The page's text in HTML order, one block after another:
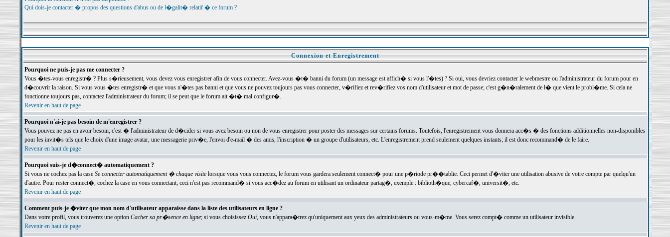
Qui dois-je contacter � propos des questions d'abus ou de l�galit� relatif � ce forum ?
Connexion et Enregistrement
Pourquoi ne puis-je pas me connecter ?
Vous �tes-vous enregistr� ? Plus s�rieusement, vous devez vous enregistrer afin de vous connecter. Avez-vous �t� banni du forum (un message est affich� si vous l'�tes) ? Si oui, vous devriez contacter le webmestre ou l'administrateur du forum pour en
d�couvrir la raison. Si vous vous �tes enregistr� et que vous n'�tes pas banni et que vous ne pouvez toujours pas vous connecter, v�rifiez et rev�rifiez vos nom d'utilisateur et mot de passe; c'est g�n�ralement de l� que vient le probl�me. Si cela ne
fonctionne toujours pas, contactez l'administrateur du forum; il se peut que le forum ait �t� mal configur�.
Revenir en haut de page
Pourquoi n'ai-je pas besoin de m'enregistrer ?
Vous pouvez ne pas en avoir besoin; c'est � l'administrateur de d�cider si vous avez besoin ou non de vous enregistrer pour poster des messages sur certains forums. Toutefois, l'enregistrement vous donnera acc�s � des fonctions additionnelles non-disponibles
pour les invit�s tels que le choix d'une image avatar, une messagerie priv�e, l'envoi d'e-mail � des amis, l'inscription � un groupe d'utilisateurs, etc. L'enregistrement prend seulement quelques instants; il est donc recommand� de le faire.
Revenir en haut de page
Pourquoi suis-je d�connect� automatiquement ?
Si vous ne cochez pas la case Se connecter automatiquement � chaque visitelorsque vous vous connectez, le forum vous gardera seulement connect� pour une p�riode pr��tablie. Ceci permet d'�viter une utilisation abusive de votre compte par quelqu'un
d'autre. Pour rester connect�, cochez la case en vous connectant; ceci n'est pas recommand� si vous acc�dez au forum en utilisant un ordinateur partag�, exemple : biblioth�que, cybercaf�, universit�, etc.
Revenir en haut de page
Comment puis-je �viter que mon nom d'utilisateur apparaisse dans la liste des utilisateurs en ligne ?
Dans votre profil, vous trouverez une option Cacher sa pr�sence en ligne; si vous choisissez Oui, vous n'appara�trez qu'uniquement aux yeux des administrateurs ou vous-m�me. Vous serez compt� comme un utilisateur invisible.
Revenir en haut de page